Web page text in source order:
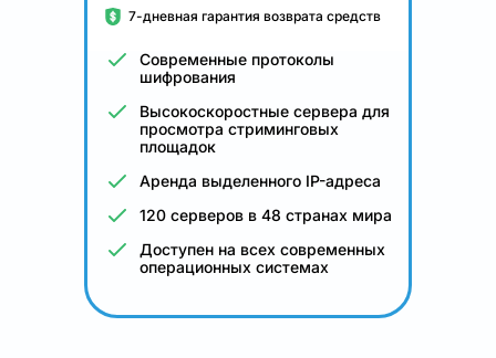
7-дневная гарантия возврата средств
Современные протоколы
шифрования
Высокоскоростные сервера для
просмотра стриминговых
площадок
Аренда выделенного IP-адреса
120 серверов в 48 странах мира
Доступен на всех современных
операционных системах